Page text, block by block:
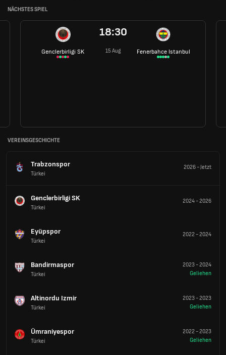
NÄCHSTES SPIEL
Genclerbirligi SK
18:30
15 Aug Fenerbahce Istanbul
VEREINSGESCHICHTE
Trabzonspor
Türkei
2026-Jetzt
Genclerbirligi SK
Türkei
2024-2026
Eyüpspor
Türkei
2022-2024
Bandirmaspor
Türkei
2023-2024
Geliehen
Altinordu Izmir
Türkei
2023-2023
Geliehen
Ümraniyespor
Türkei
2022-2023
Geliehen